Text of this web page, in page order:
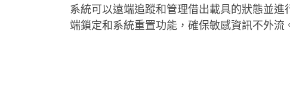
系統可以遠端追蹤和管理借出載具的狀態並
端鎖定和系統重置功能，確保敏感資訊不外流